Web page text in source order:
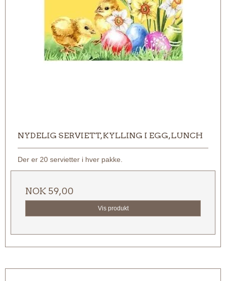
NYDELIG SERVIETT, KYLLING I EGG, LUNCH
Der er 20 servietter i hver pakke.
NOK 59,00
Vis produkt